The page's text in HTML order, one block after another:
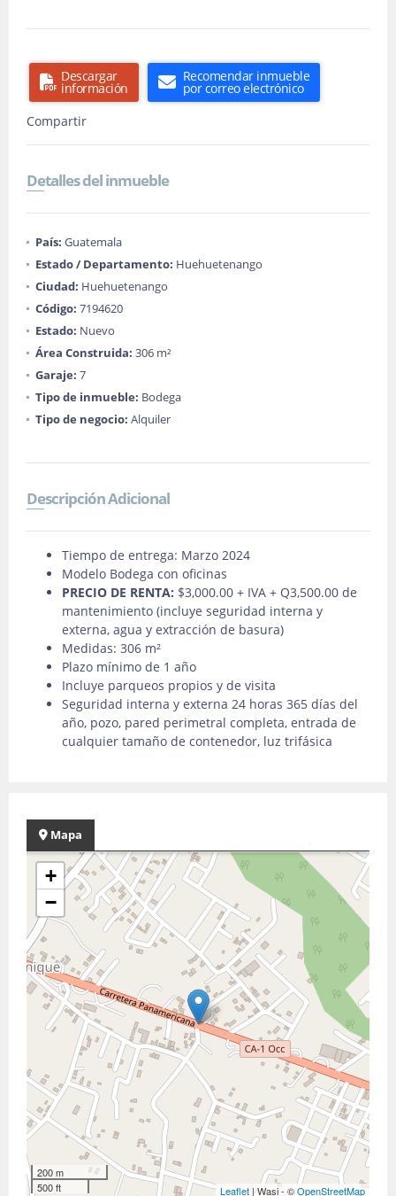
Descargar
información
Recomendar inmueble
por correo electrónico
Compartir
Detalles del inmueble
País: Guatemala
Estado / Departamento: Huehuetenango
Ciudad: Huehuetenango
Código: 7194620
Estado: Nuevo
Área Construida: 306 m²
Garaje: 7
Tipo de inmueble: Bodega
Tipo de negocio: Alquiler
Descripción Adicional
Tiempo de entrega: Marzo 2024
Modelo Bodega con oficinas
PRECIO DE RENTA: $3,000.00 + IVA + Q3,500.00 de
mantenimiento (incluye seguridad interna y
externa, agua y extracción de basura)
Medidas: 306 m²
Plazo mínimo de 1 año
Incluye parqueos propios y de visita
Seguridad interna y externa 24 horas 365 días del
año, pozo, pared perimetral completa, entrada de
cualquier tamaño de contenedor, luz trifásica
Mapa
+
−
200 m
500 ft
Leaflet | Wasi - ©OpenStreetMap